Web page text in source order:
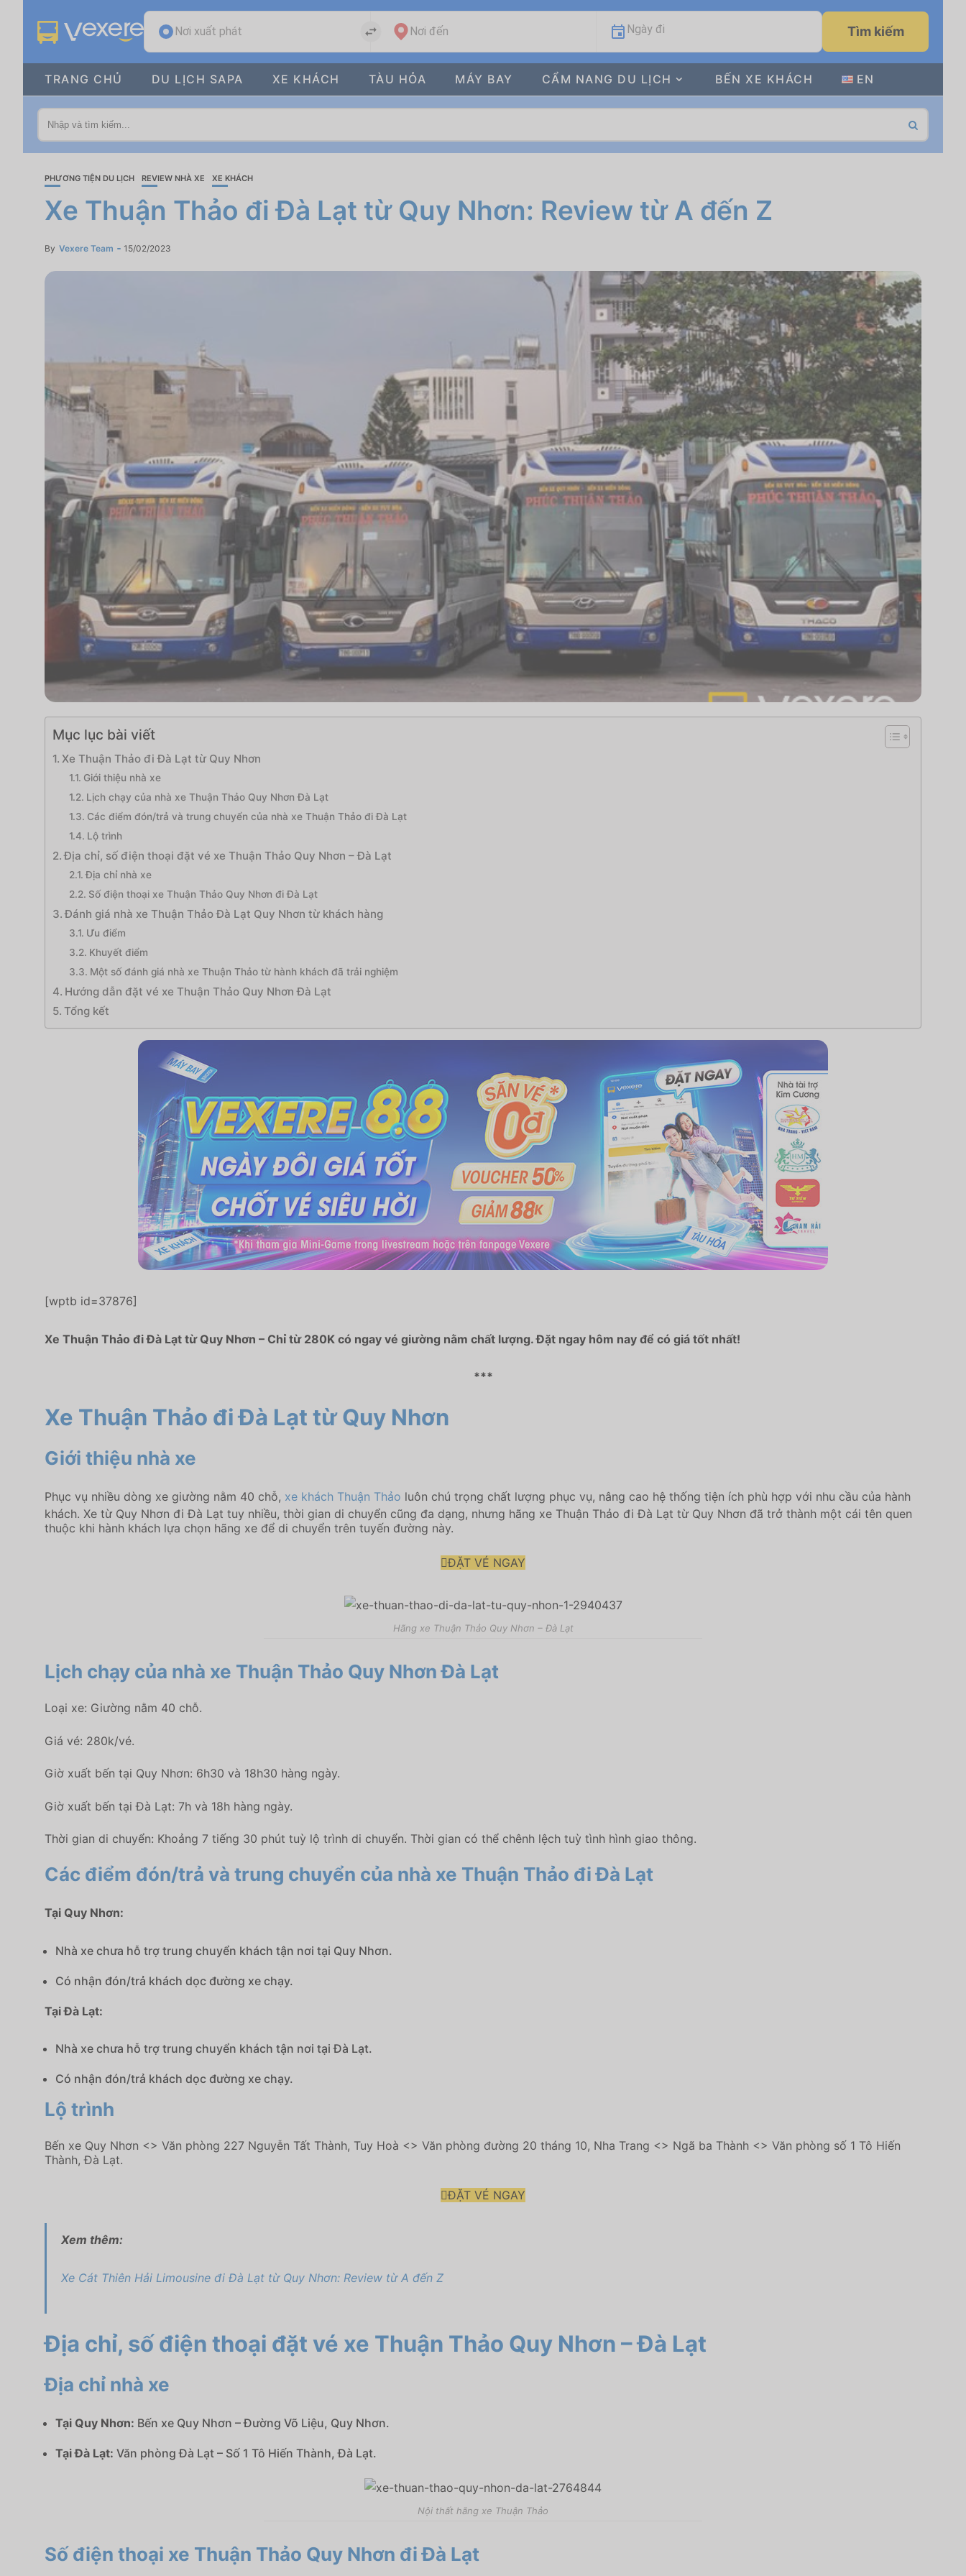
Nơi xuất phát Nơi đến Ngày đi Tìm kiếm
TRANG CHỦ DU LỊCH SAPA XE KHÁCH TÀU HỎA MÁY BAY CẨM NANG DU LỊCH BẾN XE KHÁCH EN
PHƯƠNG TIỆN DU LỊCH REVIEW NHÀ XE XE KHÁCH
Xe Thuận Thảo đi Đà Lạt từ Quy Nhơn: Review từ A đến Z
By Vexere Team 15/02/2023
Mục lục bài viết
Xe Thuận Thảo đi Đà Lạt từ Quy Nhơn
Giới thiệu nhà xe
Lịch chạy của nhà xe Thuận Thảo Quy Nhơn Đà Lạt
Các điểm đón/trả và trung chuyển của nhà xe Thuận Thảo đi Đà Lạt
Lộ trình
Địa chỉ, số điện thoại đặt vé xe Thuận Thảo Quy Nhơn – Đà Lạt
Địa chỉ nhà xe
Số điện thoại xe Thuận Thảo Quy Nhơn đi Đà Lạt
Đánh giá nhà xe Thuận Thảo Đà Lạt Quy Nhơn từ khách hàng
Ưu điểm
Khuyết điểm
Một số đánh giá nhà xe Thuận Thảo từ hành khách đã trải nghiệm
Hướng dẫn đặt vé xe Thuận Thảo Quy Nhơn Đà Lạt
Tổng kết
[wptb id=37876]
Xe Thuận Thảo đi Đà Lạt từ Quy Nhơn – Chỉ từ 280K có ngay vé giường nằm chất lượng. Đặt ngay hôm nay để có giá tốt nhất!
***
Xe Thuận Thảo đi Đà Lạt từ Quy Nhơn
Giới thiệu nhà xe
Phục vụ nhiều dòng xe giường nằm 40 chỗ, xe khách Thuận Thảo luôn chú trọng chất lượng phục vụ, nâng cao hệ thống tiện ích phù hợp với nhu cầu của hành
khách. Xe từ Quy Nhơn đi Đà Lạt tuy nhiều, thời gian di chuyển cũng đa dạng, nhưng hãng xe Thuận Thảo đi Đà Lạt từ Quy Nhơn đã trở thành một cái tên quen
thuộc khi hành khách lựa chọn hãng xe để di chuyển trên tuyến đường này.
ĐẶT VÉ NGAY
Hãng xe Thuận Thảo Quy Nhơn – Đà Lạt
Lịch chạy của nhà xe Thuận Thảo Quy Nhơn Đà Lạt
Loại xe: Giường nằm 40 chỗ.
Giá vé: 280k/vé.
Giờ xuất bến tại Quy Nhơn: 6h30 và 18h30 hàng ngày.
Giờ xuất bến tại Đà Lạt: 7h và 18h hàng ngày.
Thời gian di chuyển: Khoảng 7 tiếng 30 phút tuỳ lộ trình di chuyển. Thời gian có thể chênh lệch tuỳ tình hình giao thông.
Các điểm đón/trả và trung chuyển của nhà xe Thuận Thảo đi Đà Lạt
Tại Quy Nhơn:
Nhà xe chưa hỗ trợ trung chuyển khách tận nơi tại Quy Nhơn.
Có nhận đón/trả khách dọc đường xe chạy.
Tại Đà Lạt:
Nhà xe chưa hỗ trợ trung chuyển khách tận nơi tại Đà Lạt.
Có nhận đón/trả khách dọc đường xe chạy.
Lộ trình
Bến xe Quy Nhơn <> Văn phòng 227 Nguyễn Tất Thành, Tuy Hoà <> Văn phòng đường 20 tháng 10, Nha Trang <> Ngã ba Thành <> Văn phòng số 1 Tô Hiến
Thành, Đà Lạt.
ĐẶT VÉ NGAY
Xem thêm:
Xe Cát Thiên Hải Limousine đi Đà Lạt từ Quy Nhơn: Review từ A đến Z
Địa chỉ, số điện thoại đặt vé xe Thuận Thảo Quy Nhơn – Đà Lạt
Địa chỉ nhà xe
Tại Quy Nhơn: Bến xe Quy Nhơn – Đường Võ Liệu, Quy Nhơn.
Tại Đà Lạt: Văn phòng Đà Lạt – Số 1 Tô Hiến Thành, Đà Lạt.
Nội thất hãng xe Thuận Thảo
Số điện thoại xe Thuận Thảo Quy Nhơn đi Đà Lạt